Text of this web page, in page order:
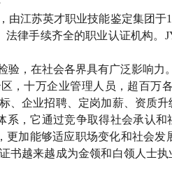
由江苏英才职业技能鉴定集团于
律手续齐全的职业认证机构。
验，在社会各界具有广泛影响力。
，十万企业管理人员，超百万
、企业招聘、定岗加薪、资质
系，它通过竞争取得社会承认
更加能够适应职场变化和社会发
证书越来越成为金领和白领人士